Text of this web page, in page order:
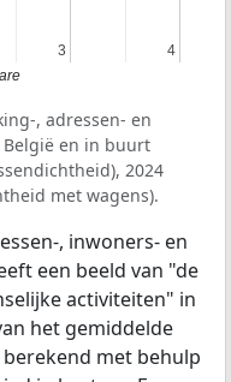
3
3 4
4
, adressen- en
en in buurt
2024
met wagens).
, inwoners- en
een beeld van "de
activiteiten" in
het gemiddelde
met behulp